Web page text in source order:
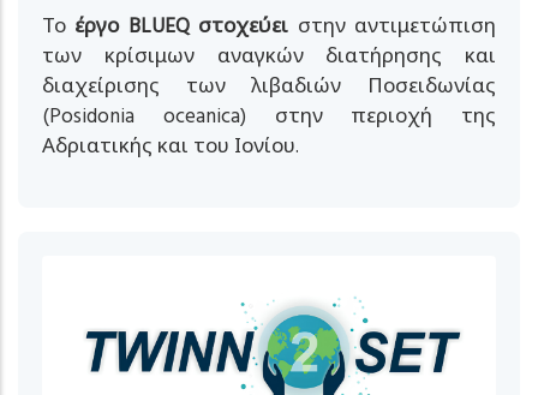
Το έργο BLUEQ στοχεύει στην αντιμετώπιση
των κρίσιμων αναγκών διατήρησης και
διαχείρισης των λιβαδιών Ποσειδωνίας
(Posidonia oceanica) στην περιοχή της
Αδριατικής και του Ιονίου.